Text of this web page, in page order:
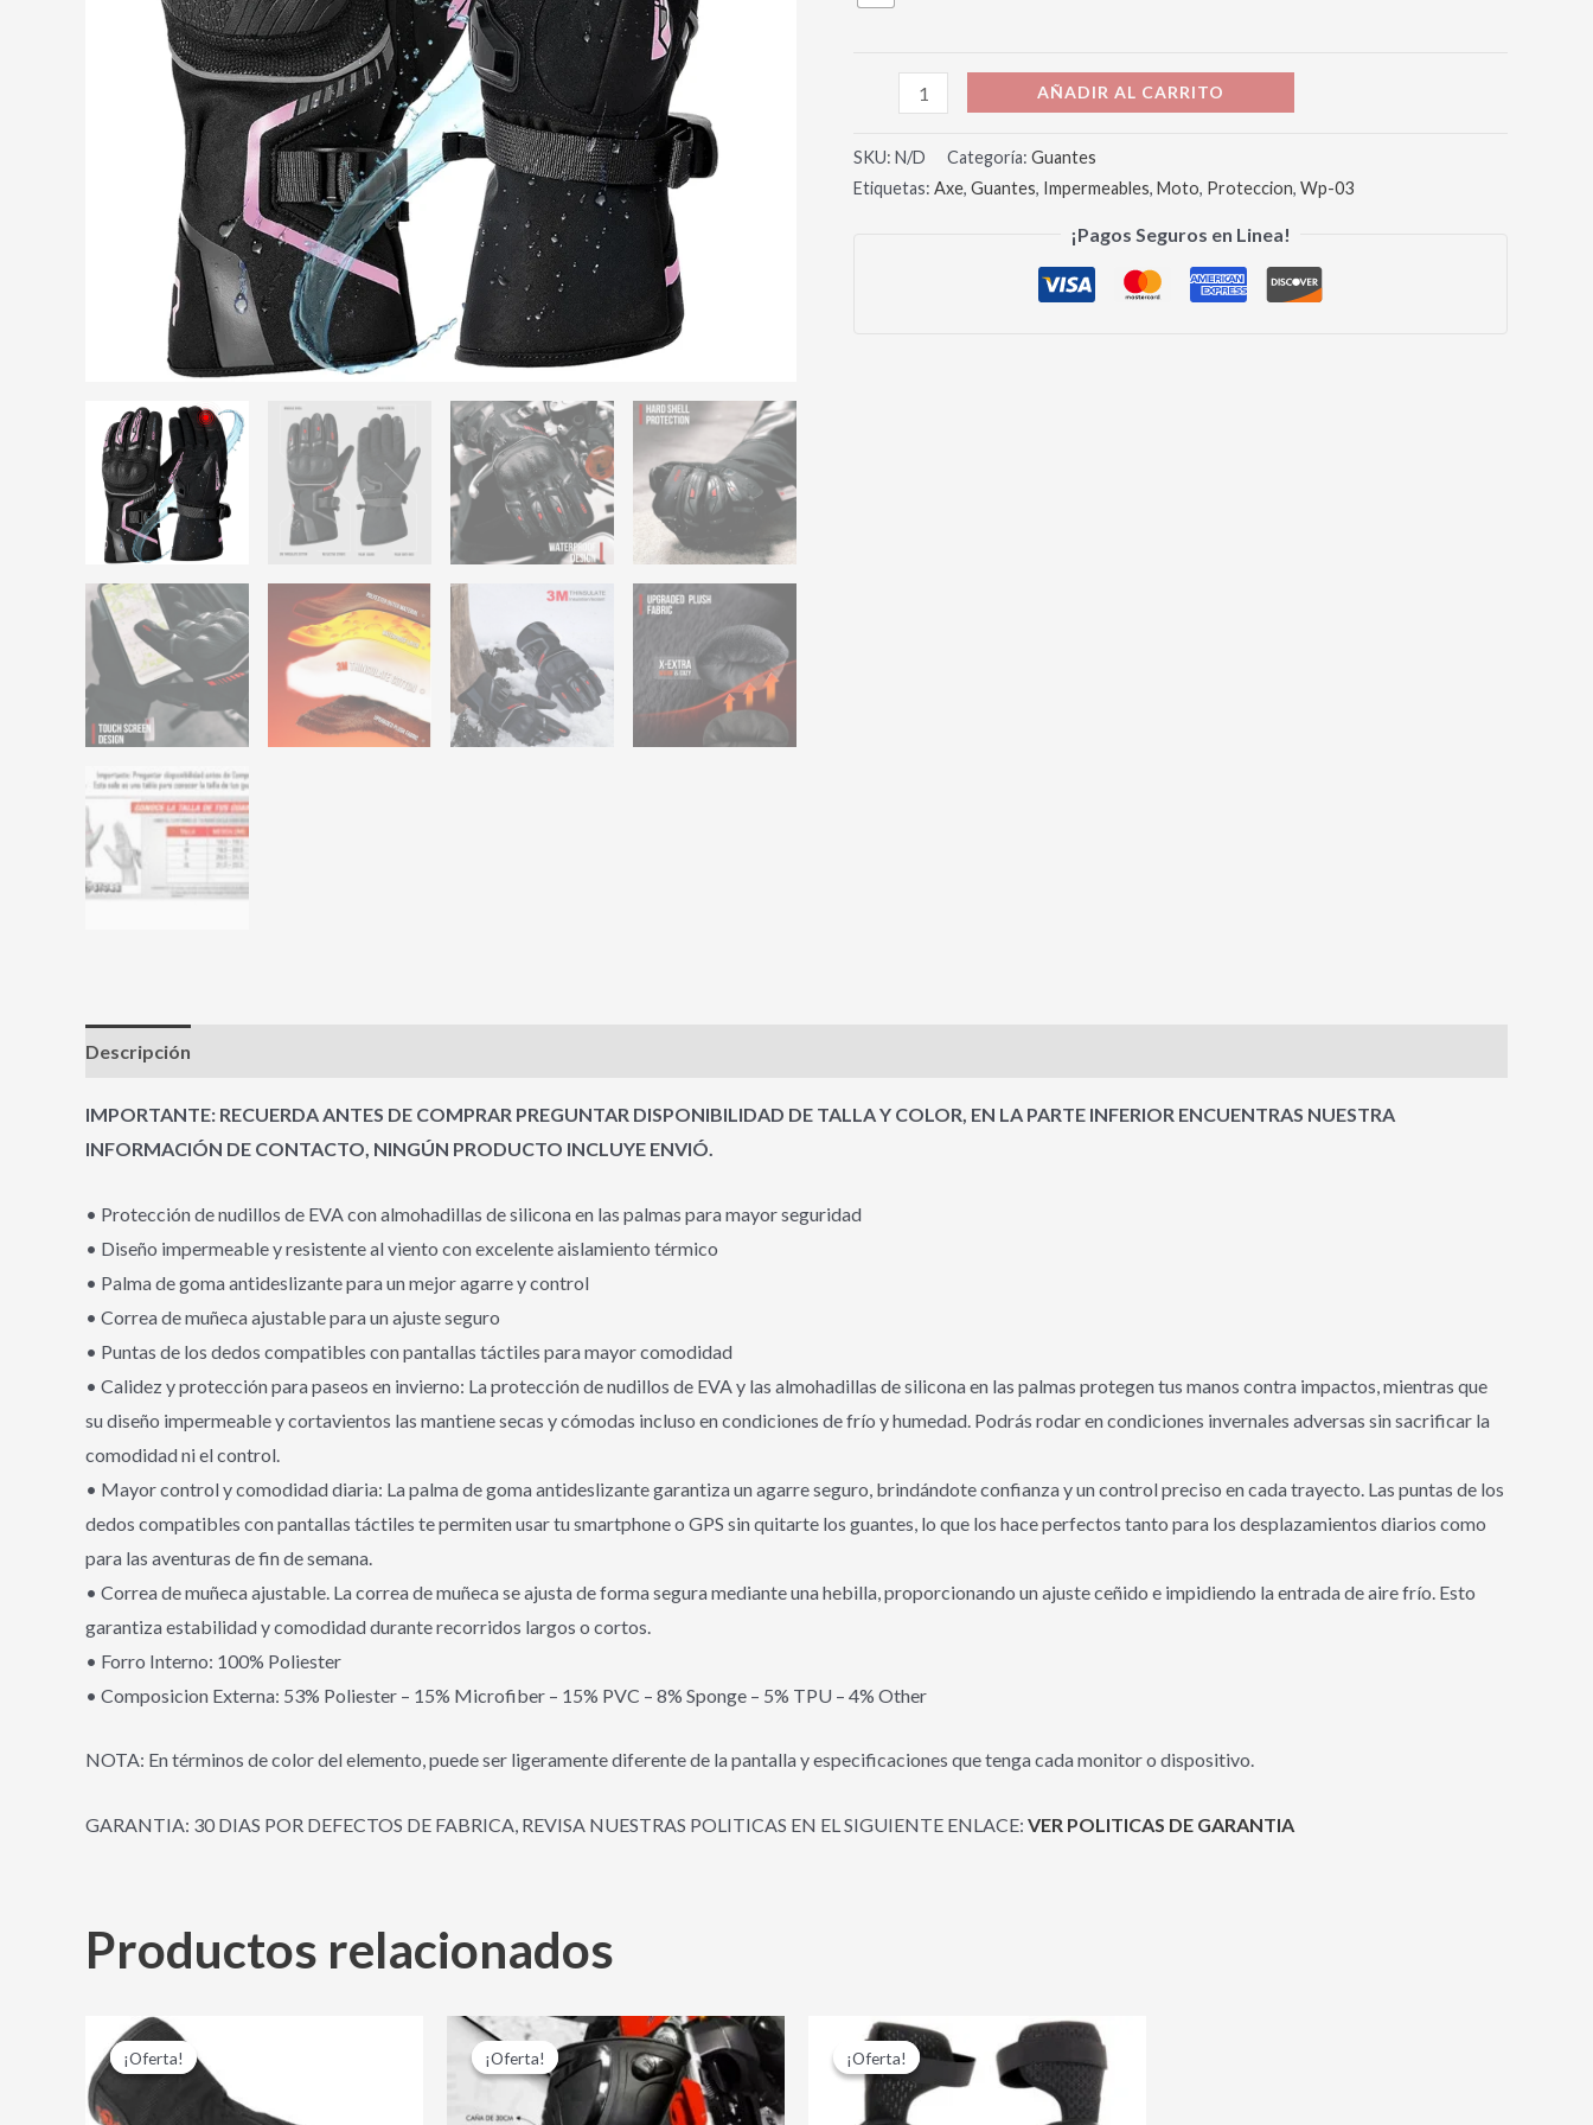
AÑADIR AL CARRITO
SKU: N/D Categoría: Guantes
Etiquetas: Axe, Guantes, Impermeables, Moto, Proteccion, Wp-03
¡Pagos Seguros en Linea!
Descripción
IMPORTANTE: RECUERDA ANTES DE COMPRAR PREGUNTAR DISPONIBILIDAD DE TALLA Y COLOR, EN LA PARTE INFERIOR ENCUENTRAS NUESTRA
INFORMACIÓN DE CONTACTO, NINGÚN PRODUCTO INCLUYE ENVIÓ.
• Protección de nudillos de EVA con almohadillas de silicona en las palmas para mayor seguridad
• Diseño impermeable y resistente al viento con excelente aislamiento térmico
• Palma de goma antideslizante para un mejor agarre y control
• Correa de muñeca ajustable para un ajuste seguro
• Puntas de los dedos compatibles con pantallas táctiles para mayor comodidad
• Calidez y protección para paseos en invierno: La protección de nudillos de EVA y las almohadillas de silicona en las palmas protegen tus manos contra impactos, mientras que
su diseño impermeable y cortavientos las mantiene secas y cómodas incluso en condiciones de frío y humedad. Podrás rodar en condiciones invernales adversas sin sacrificar la
comodidad ni el control.
• Mayor control y comodidad diaria: La palma de goma antideslizante garantiza un agarre seguro, brindándote confianza y un control preciso en cada trayecto. Las puntas de los
dedos compatibles con pantallas táctiles te permiten usar tu smartphone o GPS sin quitarte los guantes, lo que los hace perfectos tanto para los desplazamientos diarios como
para las aventuras de fin de semana.
• Correa de muñeca ajustable. La correa de muñeca se ajusta de forma segura mediante una hebilla, proporcionando un ajuste ceñido e impidiendo la entrada de aire frío. Esto
garantiza estabilidad y comodidad durante recorridos largos o cortos.
• Forro Interno: 100% Poliester
• Composicion Externa: 53% Poliester – 15% Microfiber – 15% PVC – 8% Sponge – 5% TPU – 4% Other
NOTA: En términos de color del elemento, puede ser ligeramente diferente de la pantalla y especificaciones que tenga cada monitor o dispositivo.
GARANTIA: 30 DIAS POR DEFECTOS DE FABRICA, REVISA NUESTRAS POLITICAS EN EL SIGUIENTE ENLACE: VER POLITICAS DE GARANTIA
Productos relacionados
¡Oferta!
¡Oferta!
El
precio
original
$ 70,000.00.$ 60,000.00.
¡Oferta!
¡Oferta!
precio
original
era:
$ 56,000.00.
El
precio
actual
es:
$ 48,000.00.
Este
tiene
¡Oferta!
¡Oferta!
El
precio
original
era:
$ 220,000.00.
precio
actual
es:
$ 185,000.00.
producto